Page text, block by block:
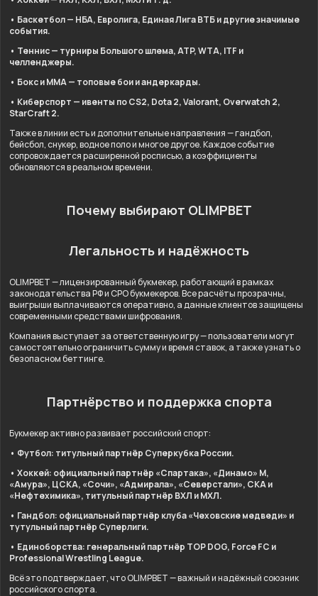
• Баскетбол — НБА, Евролига, Единая Лига ВТБ и другие значимые
события.
• Теннис — турниры Большого шлема, ATP, WTA, ITF и
челленджеры.
• Бокс и ММА — топовые бои и андеркарды.
• Киберспорт — ивенты по CS2, Dota 2, Valorant, Overwatch 2,
StarCraft 2.
Также в линии есть и дополнительные направления — гандбол,
бейсбол, снукер, водное поло и многое другое. Каждое событие
сопровождается расширенной росписью, а коэффициенты
обновляются в реальном времени.
Почему выбирают OLIMPBET
Легальность и надёжность
OLIMPBET — лицензированный букмекер, работающий в рамках
законодательства РФ и СРО букмекеров. Все расчёты прозрачны,
выигрыши выплачиваются оперативно, а данные клиентов защищены
современными средствами шифрования.
Компания выступает за ответственную игру — пользователи могут
самостоятельно ограничить сумму и время ставок, а также узнать о
безопасном беттинге.
Партнёрство и поддержка спорта
Букмекер активно развивает российский спорт:
• Футбол: титульный партнёр Суперкубка России.
• Хоккей: официальный партнёр «Спартака», «Динамо» М,
«Амура», ЦСКА, «Сочи», «Адмирала», «Северстали», СКА и
«Нефтехимика», титульный партнёр ВХЛ и МХЛ.
• Гандбол: официальный партнёр клуба «Чеховские медведи» и
тутульный партнёр Суперлиги.
• Единоборства: генеральный партнёр TOP DOG, Force FC и
Professional Wrestling League.
Всё это подтверждает, что OLIMPBET — важный и надёжный союзник
российского спорта.